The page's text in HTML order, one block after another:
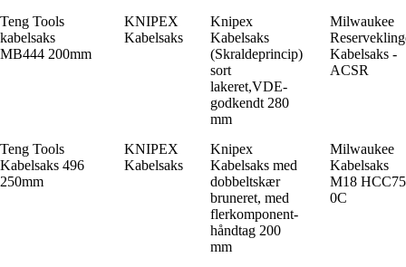
Teng Tools
kabelsaks
MB444 200mm
KNIPEX
Kabelsaks
Knipex
Kabelsaks
(Skraldeprincip)
sort
lakeret,VDE-
godkendt 280
mm
Milwaukee
Kabelsaks -
ACSR
Teng Tools
Kabelsaks 496
250mm
KNIPEX
Kabelsaks
Knipex
Kabelsaks med
dobbeltskær
bruneret, med
flerkomponent-
håndtag 200
mm
Milwaukee
Kabelsaks
M18
0C